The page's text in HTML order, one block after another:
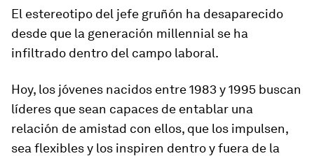
El estereotipo del jefe gruñón ha desaparecido
desde que la generación millennial se ha
infiltrado dentro del campo laboral.
Hoy, los jóvenes nacidos entre 1983 y 1995 buscan
líderes que sean capaces de entablar una
relación de amistad con ellos, que los impulsen,
sea flexibles y los inspiren dentro y fuera de la